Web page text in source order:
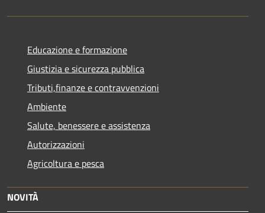
Educazione e formazione
Giustizia e sicurezza pubblica
Tributi,finanze e contravvenzioni
Ambiente
Salute, benessere e assistenza
Autorizzazioni
Agricoltura e pesca
NOVITÀ